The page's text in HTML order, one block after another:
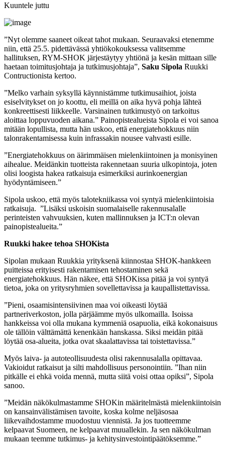
Kuuntele juttu
”Nyt olemme saaneet oikeat tahot mukaan. Seuraavaksi etenemme
niin, että 25.5. pidettävässä yhtiökokouksessa valitsemme
hallituksen, RYM-SHOK järjestäytyy yhtiönä ja kesän mittaan sille
haetaan toimitusjohtaja ja tutkimusjohtaja”, Saku Sipola Ruukki
Contructionista kertoo.
”Melko varhain syksyllä käynnistämme tutkimusaihiot, joista
esiselvitykset on jo koottu, eli meillä on aika hyvä pohja lähteä
konkreettisesti liikkeelle. Varsinainen tutkimustyö on tarkoitus
aloittaa loppuvuoden aikana.” Painopistealueista Sipola ei voi sanoa
mitään lopullista, mutta hän uskoo, että energiatehokkuus niin
talonrakentamisessa kuin infrassakin nousee vahvasti esille.
”Energiatehokkuus on äärimmäisen mielenkiintoinen ja monisyinen
aihealue. Meidänkin tuotteista rakennetaan suuria ulkopintoja, joten
olisi loogista hakea ratkaisuja esimerkiksi aurinkoenergian
hyödyntämiseen.”
Sipola uskoo, että myös talotekniikassa voi syntyä mielenkiintoisia
ratkaisuja. ”Lisäksi uskoisin suomalaiselle rakennusalalle
perinteisten vahvuuksien, kuten mallinnuksen ja ICT:n olevan
painopistealueita.”
Ruukki hakee tehoa SHOKista
Sipolan mukaan Ruukkia yrityksenä kiinnostaa SHOK-hankkeen
puitteissa erityisesti rakentamisen tehostaminen sekä
energiatehokkuus. Hän näkee, että SHOKissa pitää ja voi syntyä
tietoa, joka on yritysryhmien sovellettavissa ja kaupallistettavissa.
”Pieni, osaamisintensiivinen maa voi oikeasti löytää
partneriverkoston, jolla pärjäämme myös ulkomailla. Isoissa
hankkeissa voi olla mukana kymmeniä osapuolia, eikä kokonaisuus
ole tällöin välttämättä kenenkään hanskassa. Siksi meidän pitää
löytää osa-alueita, jotka ovat skaalattavissa tai toistettavissa.”
Myös laiva- ja autoteollisuudesta olisi rakennusalalla opittavaa.
Vakioidut ratkaisut ja silti mahdollisuus personointiin. ”Ihan niin
pitkälle ei ehkä voida mennä, mutta siitä voisi ottaa opiksi”, Sipola
sanoo.
”Meidän näkökulmastamme SHOKin määritelmästä mielenkiintoisin
on kansainvälistämisen tavoite, koska kolme neljäsosaa
liikevaihdostamme muodostuu viennistä. Ja jos tuotteemme
kelpaavat Suomeen, ne kelpaavat muuallekin. Ja sen näkökulman
mukaan teemme tutkimus- ja kehitysinvestointipäätöksemme.”